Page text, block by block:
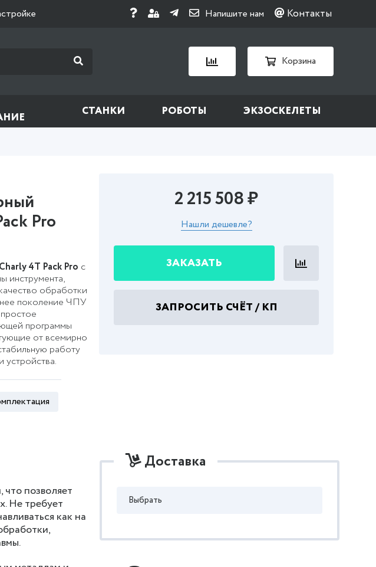
Напишите нам Контакты
Корзина
СТАНКИ РОБОТЫ ЭКЗОСКЕЛЕТЫ
Pro
4T Pack Pro с
инструмента,
обработки
поколение ЧПУ
программы
от всемирно
работу
устройства.
2 215 508 ₽
Нашли дешевле?
ЗАКАЗАТЬ
ЗАПРОСИТЬ СЧЁТ / КП
позволяет
Не требует
как на
Доставка
Выбрать